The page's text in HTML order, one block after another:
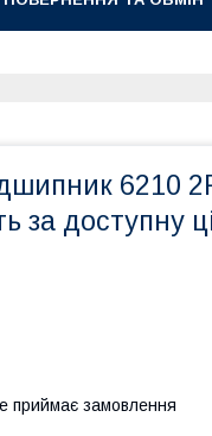
6210
за доступну
приймає замовлення